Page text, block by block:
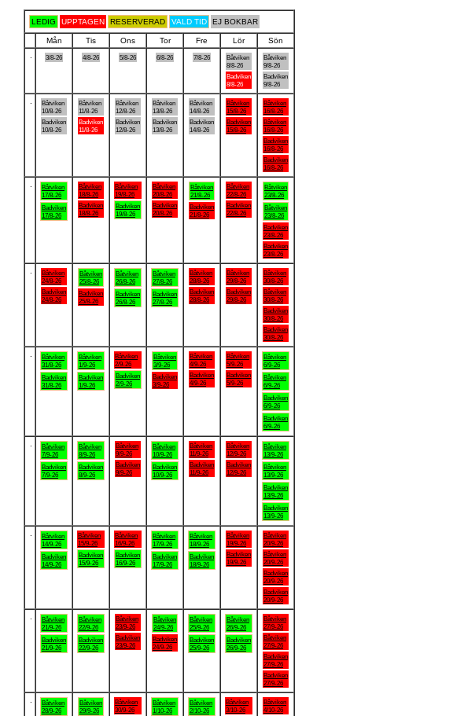
LEDIG UPPTAGEN RESERVERAD VALD TID EJ BOKBAR
Mån Tis Ons Tor Fre Lör
Sön
3/8-26 4/8-26 5/8-26 6/8-26 7/8-26
Båtviken
8/8-26
Badviken
8/8-26
Båtviken
9/8-26
Badviken
9/8-26
Båtviken
10/8-26
Badviken
10/8-26
Båtviken
11/8-26
Badviken
11/8-26
Båtviken
12/8-26
Badviken
12/8-26
Båtviken
13/8-26
Badviken
13/8-26
Båtviken
14/8-26
Badviken
14/8-26
Båtviken
15/8-26
Badviken
15/8-26
Båtviken
16/8-26
Båtviken
16/8-26
Badviken
16/8-26
Badviken
16/8-26
Båtviken
17/8-26
Badviken
17/8-26
Båtviken
18/8-26
Badviken
18/8-26
Båtviken
19/8-26
Badviken
19/8-26
Båtviken
20/8-26
Badviken
20/8-26
Båtviken
21/8-26
Badviken
21/8-26
Båtviken
22/8-26
Badviken
22/8-26
Båtviken
23/8-26
Båtviken
23/8-26
Badviken
23/8-26
Badviken
23/8-26
Båtviken
24/8-26
Badviken
24/8-26
Båtviken
25/8-26
Badviken
25/8-26
Båtviken
26/8-26
Badviken
26/8-26
Båtviken
27/8-26
Badviken
27/8-26
Båtviken
28/8-26
Badviken
28/8-26
Båtviken
29/8-26
Badviken
29/8-26
Båtviken
30/8-26
Båtviken
30/8-26
Badviken
30/8-26
Badviken
30/8-26
Båtviken
31/8-26
Badviken
31/8-26
Båtviken
1/9-26
Badviken
1/9-26
Båtviken
2/9-26
Badviken
2/9-26
Båtviken
3/9-26
Badviken
3/9-26
Båtviken
4/9-26
Badviken
4/9-26
Båtviken
5/9-26
Badviken
5/9-26
Båtviken
6/9-26
Båtviken
6/9-26
Badviken
6/9-26
Badviken
6/9-26
Båtviken
7/9-26
Badviken
7/9-26
Båtviken
8/9-26
Badviken
8/9-26
Båtviken
9/9-26
Badviken
9/9-26
Båtviken
10/9-26
Badviken
10/9-26
Båtviken
11/9-26
Badviken
11/9-26
Båtviken
12/9-26
Badviken
12/9-26
Båtviken
13/9-26
Båtviken
13/9-26
Badviken
13/9-26
Badviken
13/9-26
Båtviken
14/9-26
Badviken
14/9-26
Båtviken
15/9-26
Badviken
15/9-26
Båtviken
16/9-26
Badviken
16/9-26
Båtviken
17/9-26
Badviken
17/9-26
Båtviken
18/9-26
Badviken
18/9-26
Båtviken
19/9-26
Badviken
19/9-26
Båtviken
20/9-26
Båtviken
20/9-26
Badviken
20/9-26
Badviken
20/9-26
Båtviken
21/9-26
Badviken
21/9-26
Båtviken
22/9-26
Badviken
22/9-26
Båtviken
23/9-26
Badviken
23/9-26
Båtviken
24/9-26
Badviken
24/9-26
Båtviken
25/9-26
Badviken
25/9-26
Båtviken
26/9-26
Badviken
26/9-26
Båtviken
27/9-26
Båtviken
27/9-26
Badviken
27/9-26
Badviken
27/9-26
Båtviken
28/9-26
Båtviken
29/9-26
Båtviken
30/9-26
Båtviken
1/10-26
Båtviken
2/10-26
Båtviken
3/10-26
Båtviken
4/10-26